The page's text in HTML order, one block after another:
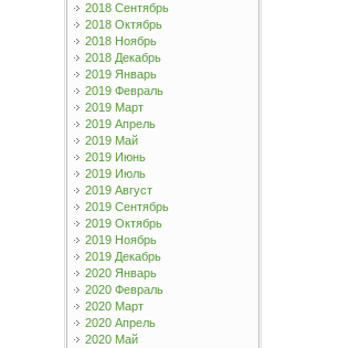
2018 Сентябрь
2018 Октябрь
2018 Ноябрь
2018 Декабрь
2019 Январь
2019 Февраль
2019 Март
2019 Апрель
2019 Май
2019 Июнь
2019 Июль
2019 Август
2019 Сентябрь
2019 Октябрь
2019 Ноябрь
2019 Декабрь
2020 Январь
2020 Февраль
2020 Март
2020 Апрель
2020 Май